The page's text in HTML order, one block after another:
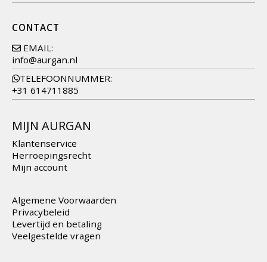
CONTACT
EMAIL:
info@aurgan.nl
TELEFOONNUMMER:
+31 614711885
MIJN AURGAN
Klantenservice
Herroepingsrecht
Mijn account
Algemene Voorwaarden
Privacybeleid
Levertijd en betaling
Veelgestelde vragen